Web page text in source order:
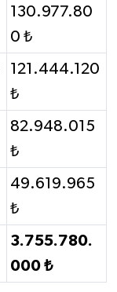
130.977.80
0 ₺
121.444.120
₺
82.948.015
₺
49.619.965
₺
3.755.780.
000 ₺